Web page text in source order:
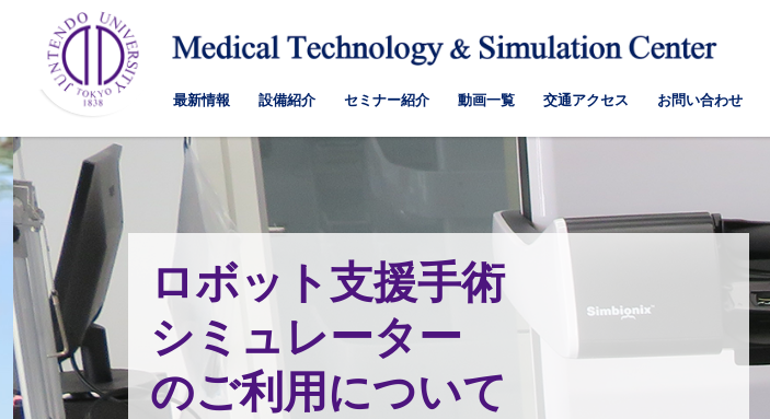
最新情報 設備紹介 セミナー紹介 動画一覧 交通アクセス お問い合わせ
ロボット支援手術
シミュレーター
のご利用について